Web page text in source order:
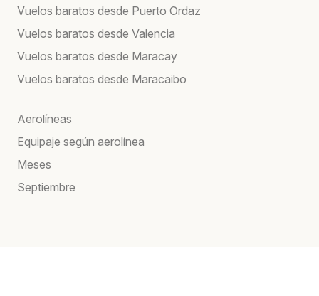
Vuelos baratos desde Puerto Ordaz
Vuelos baratos desde Valencia
Vuelos baratos desde Maracay
Vuelos baratos desde Maracaibo
Aerolíneas
Equipaje según aerolínea
Meses
Septiembre